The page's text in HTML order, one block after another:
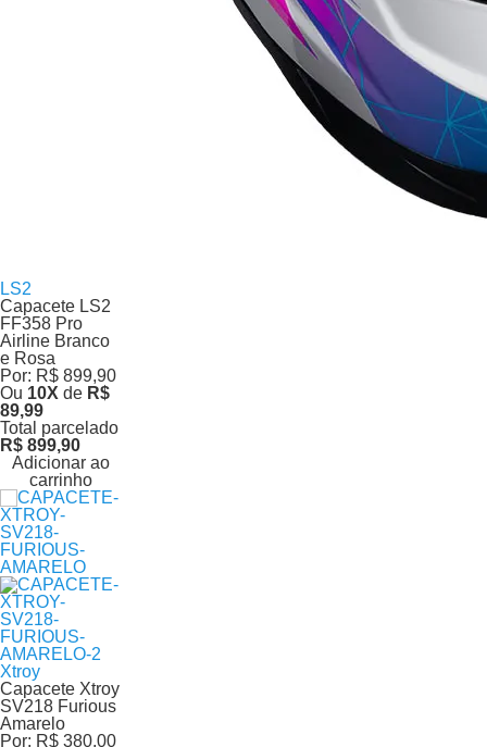
LS2
Capacete LS2
FF358 Pro
Airline Branco
e Rosa
Por: R$ 899,90
Ou 10X de R$
89,99
Total parcelado
R$ 899,90
Adicionar ao
carrinho
Xtroy
Capacete Xtroy
SV218 Furious
Amarelo
Por: R$ 380,00